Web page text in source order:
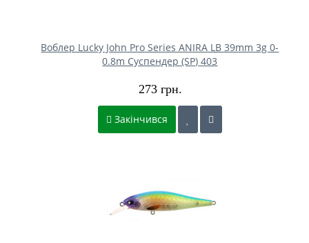
Воблер Lucky John Pro Series ANIRA LB 39mm 3g 0-
0.8m Cуспендер (SP) 403
273 грн.
Закінчився